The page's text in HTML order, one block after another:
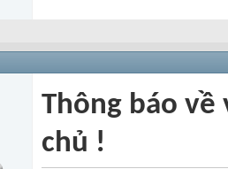
Thông báo
chủ !